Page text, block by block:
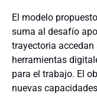
El modelo
suma al desafío
trayectoria
herramientas
para el trabajo. El
nuevas